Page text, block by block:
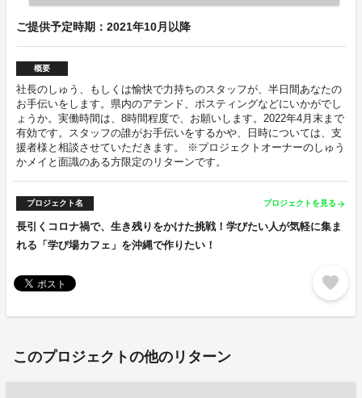
ご提供予定時期：2021年10月以降
概要
社長のしゅう、もしくは愉快で力持ちのスタッフが、半日間あなたの
お手伝いをします。県内のアテンド、ポスティングなどにいかがでし
ょうか。実働時間は、8時間程度で、お願いします。2022年4月末まで
有効です。スタッフの誰がお手伝いをするかや、日時については、支
援者様と相談させていただきます。 ※プロジェクトオーナーのしゅう
かメイと面識のある方限定のリターンです。
プロジェクト名 プロジェクトを見る arrow_forward
長引くコロナ禍で、生き残りをかけた挑戦！学びたい人が気軽に集ま
れる「学び場カフェ」を沖縄で作りたい！
favorite
このプロジェクトの他のリターン